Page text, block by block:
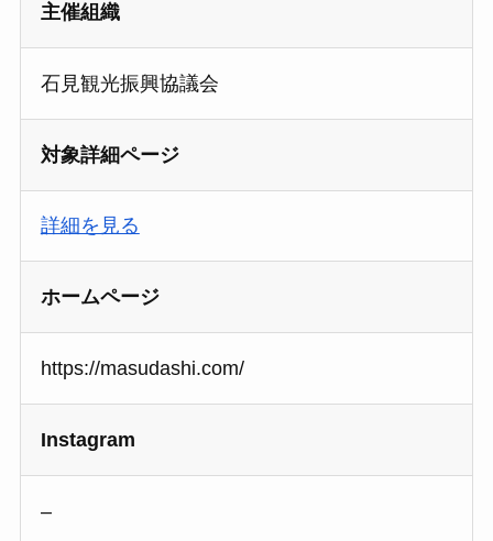
主催組織
石見観光振興協議会
対象詳細ページ
詳細を見る
ホームページ
https://masudashi.com/
Instagram
–